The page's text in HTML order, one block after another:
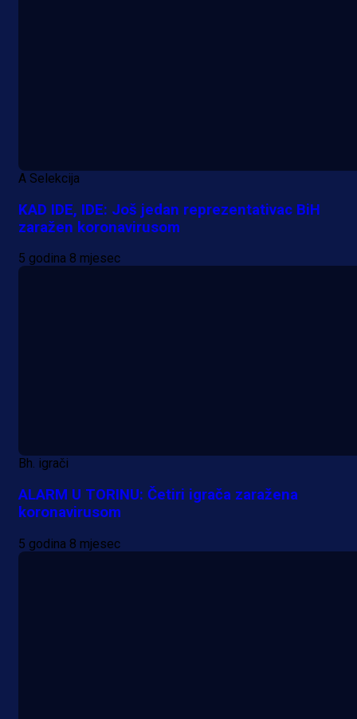
A Selekcija
KAD IDE, IDE: Još jedan reprezentativac BiH
zaražen koronavirusom
5 godina 8 mjesec
Bh. igrači
ALARM U TORINU: Četiri igrača zaražena
koronavirusom
5 godina 8 mjesec